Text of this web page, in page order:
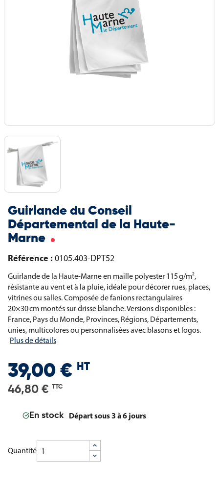
Guirlande du Conseil
Départemental de la Haute-
Marne
Référence : 0105.403-DPT52
Guirlande de la Haute-Marne en maille polyester 115 g/m²,
résistante au vent et à la pluie, idéale pour décorer rues, places,
vitrines ou salles. Composée de fanions rectangulaires
20×30 cm montés sur drisse blanche. Versions disponibles :
France, Pays du Monde, Provinces, Régions, Départements,
unies, multicolores ou personnalisées avec blasons et logos.
Plus de détails
39,00 € HT
46,80 € TTC
En stock Départ sous 3 à 6 jours
Quantité